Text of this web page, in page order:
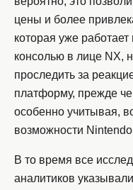
цены и более
которая уже
консолью в лице NX,
проследить за
платформу, прежде
особенно учитывая,
возможности
В то время все
аналитиков